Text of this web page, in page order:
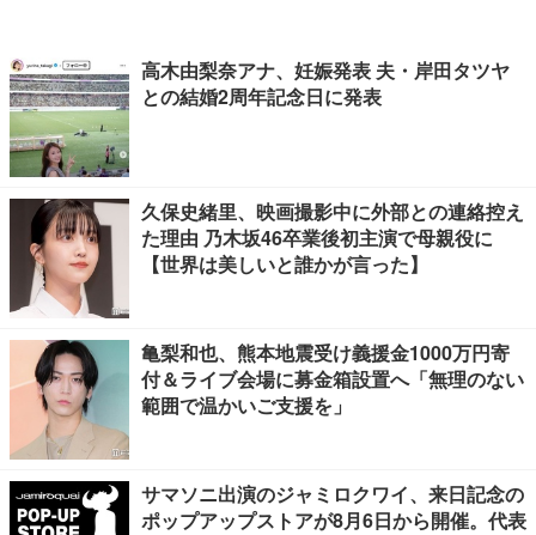
高木由梨奈アナ、妊娠発表 夫・岸田タツヤ
との結婚2周年記念日に発表
久保史緒里、映画撮影中に外部との連絡控え
た理由 乃木坂46卒業後初主演で母親役に
【世界は美しいと誰かが言った】
亀梨和也、熊本地震受け義援金1000万円寄
付＆ライブ会場に募金箱設置へ「無理のない
範囲で温かいご支援を」
サマソニ出演のジャミロクワイ、来日記念の
ポップアップストアが8月6日から開催。代表